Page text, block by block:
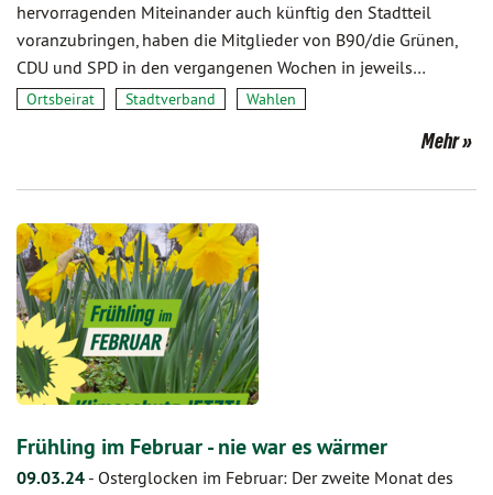
hervorragenden Miteinander auch künftig den Stadtteil
voranzubringen, haben die Mitglieder von B90/die Grünen,
CDU und SPD in den vergangenen Wochen in jeweils…
Ortsbeirat Stadtverband Wahlen
Mehr
Frühling im Februar - nie war es wärmer
09.03.24 - Osterglocken im Februar: Der zweite Monat des